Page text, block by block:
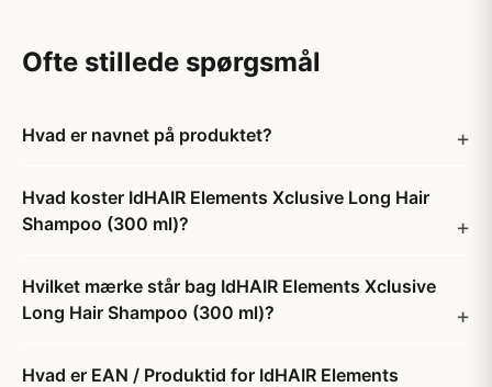
Ofte stillede spørgsmål
Hvad er navnet på produktet?
Hvad koster IdHAIR Elements Xclusive Long Hair
Shampoo (300 ml)?
Hvilket mærke står bag IdHAIR Elements Xclusive
Long Hair Shampoo (300 ml)?
Hvad er EAN / Produktid for IdHAIR Elements